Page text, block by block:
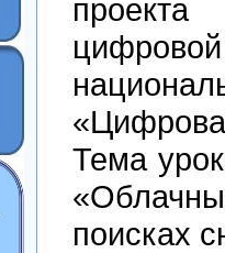
Тема
поисках